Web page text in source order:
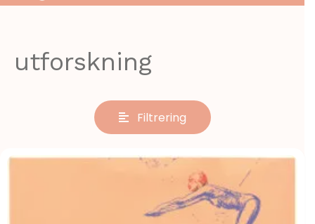
utforskning
Filtrering